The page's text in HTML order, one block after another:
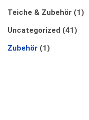
Teiche & Zubehör (1)
Uncategorized (41)
Zubehör (1)